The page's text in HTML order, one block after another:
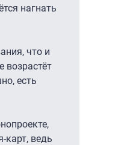
нагнать
что и
возрастёт
есть
карт, ведь